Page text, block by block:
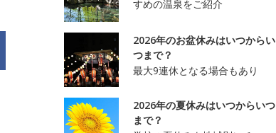
すめの温泉をご紹介
2026年のお盆休みはいつからい
つまで？
最大9連休となる場合もあり
2026年の夏休みはいつからいつ
まで？